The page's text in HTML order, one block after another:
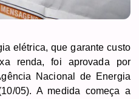
elétrica, que garante custo
renda, foi aprovada por
Nacional de Energia
05). A medida começa a